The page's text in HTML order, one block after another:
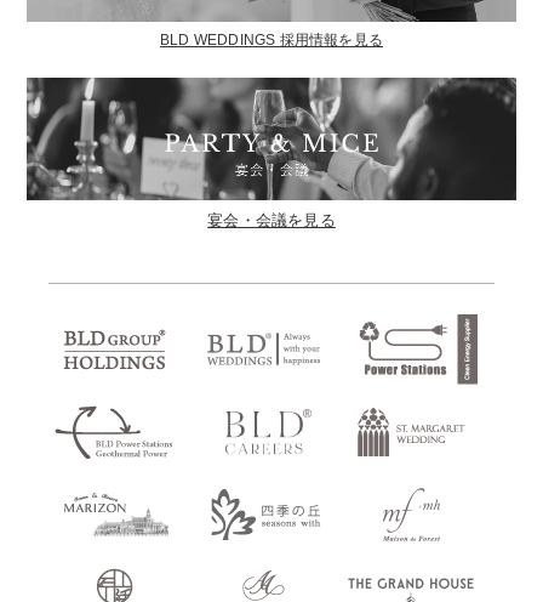
BLD WEDDINGS 採用情報を見る
宴会・会議を見る